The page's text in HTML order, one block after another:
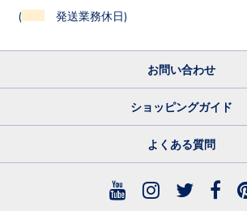
( 発送業務休日)
お問い合わせ
ショッピングガイド
よくある質問